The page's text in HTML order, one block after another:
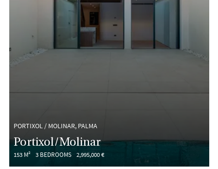
PORTIXOL / MOLINAR, PALMA
Portixol/Molinar
153 M² 3 BEDROOMS 2,995,000 €